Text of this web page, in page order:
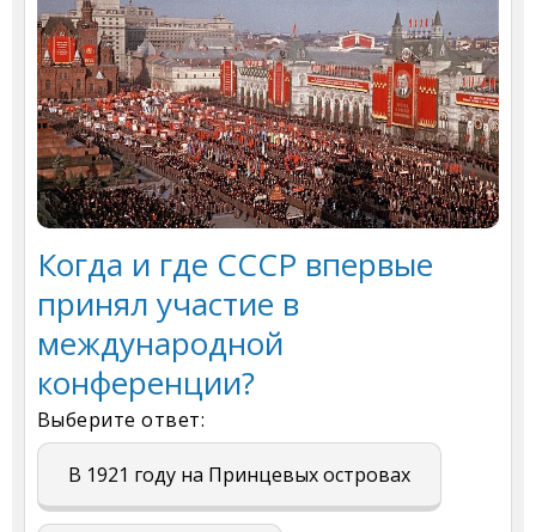
Когда и где СССР впервые
принял участие в
международной
конференции?
Выберите ответ:
В 1921 году на Принцевых островах